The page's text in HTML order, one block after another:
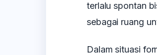
terlalu spontan
sebagai ruang
Dalam situasi